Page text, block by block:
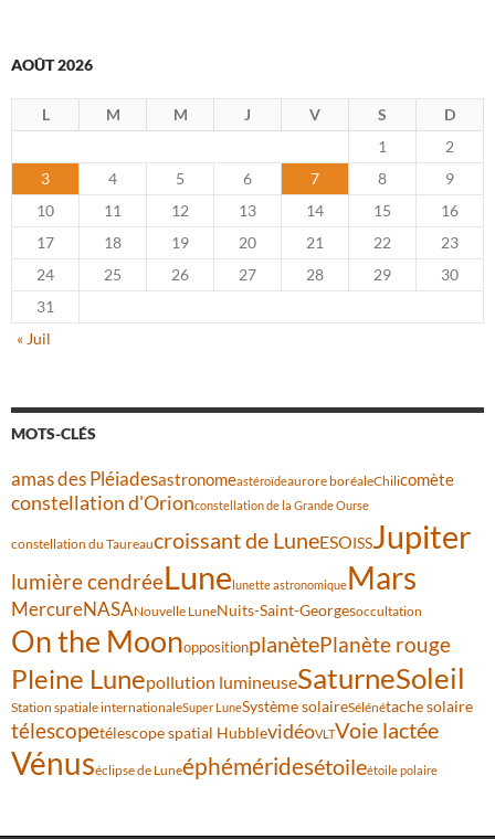
AOÛT 2026
L M M J V S
D
1
2
3
4 5 6 7 8
9
10
11 12 13 14 15
16
17
18 19 20 21 22
23
24
25 26 27 28 29
30
31
« Juil
MOTS-CLÉS
amas des Pléiadesastronomeastéroïdeaurore boréaleChilicomète
constellation d'Orionconstellation de la Grande Ourse
constellation du Taureaucroissant de LuneESOISSJupiter
lumière cendréeLunelunette astronomiqueMars
MercureNASANouvelle LuneNuits-Saint-Georgesoccultation
On the MoonoppositionplanètePlanète rouge
Pleine Lunepollution lumineuseSaturneSoleil
Station spatiale internationaleSuper LuneSystème solaireSélénétache solaire
télescopetélescope spatial HubblevidéoVLTVoie lactée
Vénuséclipse de Luneéphéméridesétoileétoile polaire